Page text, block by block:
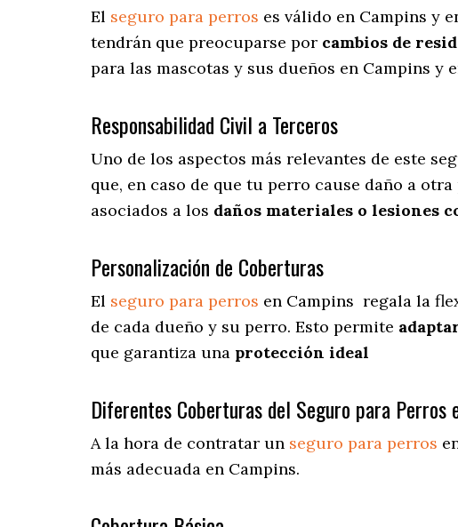
El seguro para perros es válido en Campins y
tendrán que preocuparse por cambios de
para las mascotas y sus dueños en Campins y
Responsabilidad Civil a Terceros
Uno de los aspectos más relevantes de este
que, en caso de que tu perro cause daño a
asociados a los daños materiales o lesiones
Personalización de Coberturas
El seguro para perros en Campins regala la
de cada dueño y su perro. Esto permite
que garantiza una protección ideal
Diferentes Coberturas del Seguro para Perros
A la hora de contratar un seguro para perros
más adecuada en Campins.